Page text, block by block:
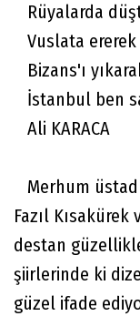
Rüyalarda
Vuslata
Bizans'ı
İstanbul ben
Ali KARACA
Merhum
Fazıl
destan
şiirlerinde ki
güzel ifade